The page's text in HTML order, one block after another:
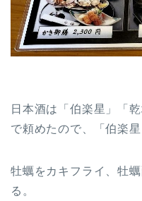
日本酒は「伯楽星」「
で頼めたので、「伯楽星
牡蠣をカキフライ、牡
る。